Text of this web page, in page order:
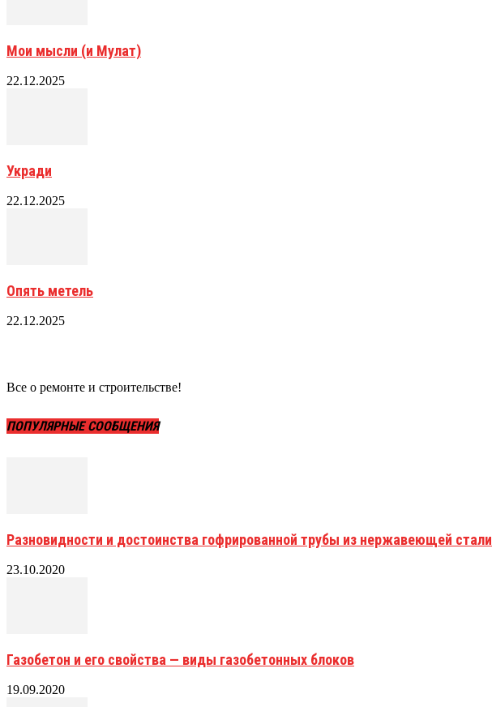
Мои мысли (и Мулат)
22.12.2025
Укради
22.12.2025
Опять метель
22.12.2025
Все о ремонте и строительстве!
ПОПУЛЯРНЫЕ СООБЩЕНИЯ
Разновидности и достоинства гофрированной трубы из нержавеющей стали
23.10.2020
Газобетон и его свойства — виды газобетонных блоков
19.09.2020